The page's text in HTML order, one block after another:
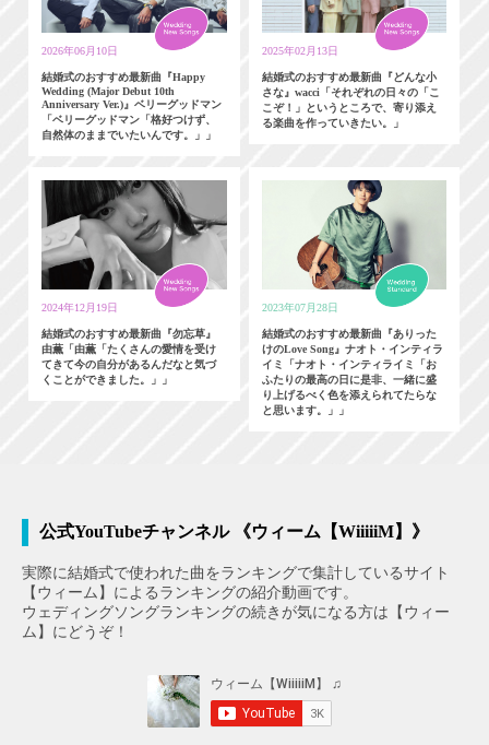
2026年06月10日
結婚式のおすすめ最新曲『Happy
Wedding (Major Debut 10th
Anniversary Ver.)』ベリーグッドマン
「ベリーグッドマン「格好つけず、
自然体のままでいたいんです。」」
2025年02月13日
結婚式のおすすめ最新曲『どんな小
さな』wacci「それぞれの日々の「こ
こぞ！」というところで、寄り添え
る楽曲を作っていきたい。」
2024年12月19日
結婚式のおすすめ最新曲『勿忘草』
由薫「由薫「たくさんの愛情を受け
てきて今の自分があるんだなと気づ
くことができました。」」
2023年07月28日
結婚式のおすすめ最新曲『ありった
けのLove Song』ナオト・インティラ
イミ「ナオト・インティライミ「お
ふたりの最高の日に是非、一緒に盛
り上げるべく色を添えられてたらな
と思います。」」
公式YouTubeチャンネル 《ウィーム【WiiiiiM】》
実際に結婚式で使われた曲をランキングで集計しているサイト
【ウィーム】によるランキングの紹介動画です。
ウェディングソングランキングの続きが気になる方は【ウィー
ム】にどうぞ！